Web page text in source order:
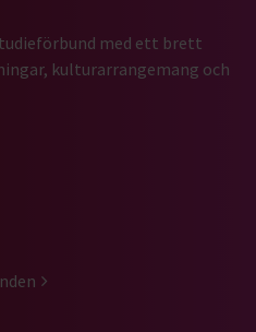
med ett brett
kulturarrangemang och